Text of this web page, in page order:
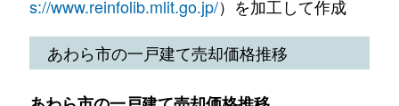
s://www.reinfolib.mlit.go.jp/）を加工して作成
あわら市の一戸建て売却価格推移